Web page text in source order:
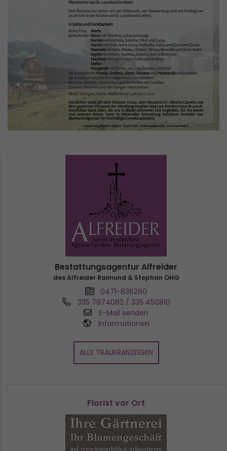
Bestattungsagentur Alfreider
des Alfreider Raimund & Stephan OHG
0471-836260
335 7874082 / 335 450810
E-Mail senden
Informationen
ALLE TRAUERANZEIGEN
Florist vor Ort